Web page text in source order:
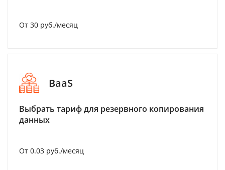
От 30 руб./месяц
BaaS
Выбрать тариф для резервного копирования
данных
От 0.03 руб./месяц